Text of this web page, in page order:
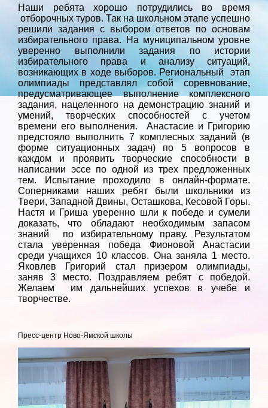
Наши ребята хорошо потрудились во время
отборочных туров. Так на школьном этапе успешно
решили задания с выбором ответов по основам
избирательного права. На муниципальном уровне
уверенно выполнили задания по истории
избирательного права и анализу ситуаций,
возникающих в ходе выборов. Региональный этап
олимпиады представлял собой соревнование,
предусматривающее выполнение комплексного
задания, нацеленного на демонстрацию знаний и
умений, творческих способностей с учетом
времени его выполнения. Анастасие и Григорию
предстояло выполнить 7 комплесных заданий (в
форме ситуационных задач) по 5 вопросов в
каждом и проявить творческие способности в
написании эссе по одной из трех предложенных
тем. Испытание проходило в онлайн-формате.
Соперниками наших ребят были школьники из
Твери, Западной Двины, Осташкова, Кесовой Горы.
Настя и Гриша уверенно шли к победе и сумели
доказать, что обладают необходимым запасом
знаний по избирательному праву. Результатом
стала уверенная победа Фионовой Анастасии
среди учащихся 10 классов. Она заняла 1 место.
Яковлев Григорий стал призером олимпиады,
заняв 3 место. Поздравляем ребят с победой.
Желаем им дальнейших успехов в учебе и
творчестве.
Пресс-центр Ново-Ямской школы